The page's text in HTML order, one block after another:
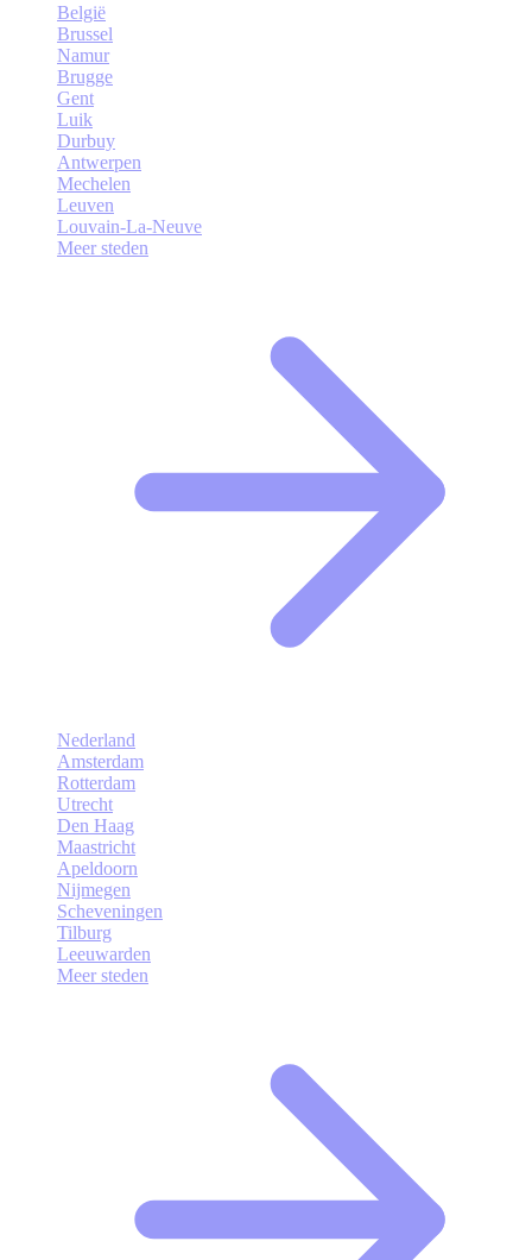
België
Brussel
Namur
Brugge
Gent
Luik
Durbuy
Antwerpen
Mechelen
Leuven
Louvain-La-Neuve
Meer steden
Nederland
Amsterdam
Rotterdam
Utrecht
Den Haag
Maastricht
Apeldoorn
Nijmegen
Scheveningen
Tilburg
Leeuwarden
Meer steden